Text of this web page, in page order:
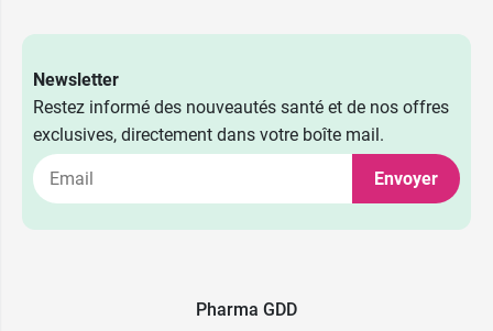
Newsletter
Restez informé des nouveautés santé et de nos offres
exclusives, directement dans votre boîte mail.
Envoyer
Pharma GDD